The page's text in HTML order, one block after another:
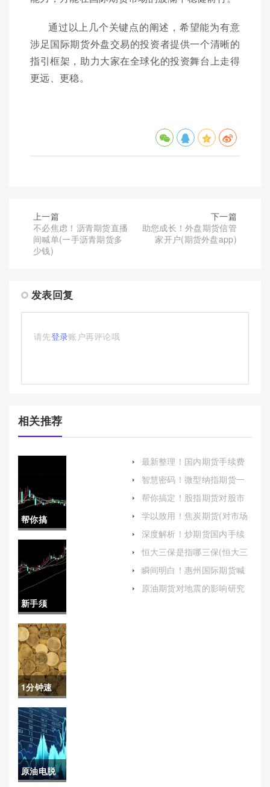
通过以上几个关键点的阐述，希望能为有意
涉足国际期货外盘交易的投资者提供一个清晰的
指引框架，助力大家在全球化的投资舞台上走得
更远、更稳。
上一篇
不必焦虑！沥青期货直播
间喊单(一手沥青期货多
少钱)
下一篇
助您成长！外盘期货信管
家开户(期货外盘app)
发表回复
请先登录账户再评论哦
相关推荐
帮你搞
定！炒黄
金期货最
低手续费
（根据市
场情况灵
活调整交
易策略）
新手须
知！股指
期货1手手
续费（帮
助投资者
更好地了
解和掌握
这一成本
1分钟速
看！国内
黄金期货
手续费
（帮助投
原油电脱
最新整理！国内期货手续费
解和掌握期货交易中的成本
计算）
智慧密码！微型纳指期货一
地了解这一金融工具）
帮你搞定！股指期货对股市
市)
学以致用！焦炭期货(对市场
略)
深度解析！炒期货国内手续
息)
恒大三保是指哪三保(恒大三
瞬间明白！惠州国际期货喊
原油期货对地震的影响研究